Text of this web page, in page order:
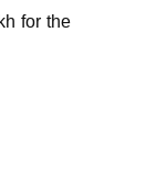
for the